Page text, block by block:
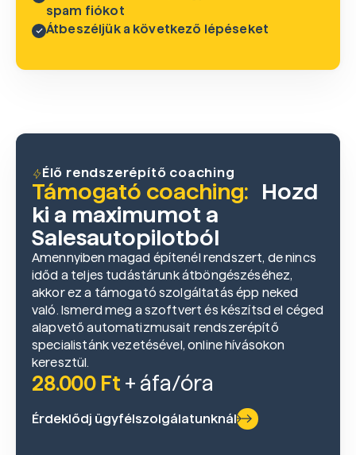
spam fiókot
Átbeszéljük a következő lépéseket
Élő rendszerépítő coaching
Támogató coaching: Hozd
ki a maximumot a
Salesautopilotból
Amennyiben magad építenél rendszert, de nincs
időd a teljes tudástárunk átböngészéséhez,
akkor ez a támogató szolgáltatás épp neked
való. Ismerd meg a szoftvert és készítsd el céged
alapvető automatizmusait rendszerépítő
specialistánk vezetésével, online hívásokon
keresztül.
28.000 Ft + áfa/óra
Érdeklődj ügyfélszolgálatunknál